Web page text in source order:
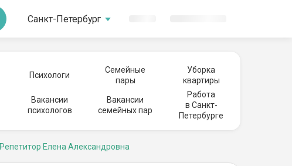
Санкт-Петербург
Психологи
Семейные
пары
Уборка
квартиры
Вакансии
психологов
Вакансии
семейных пар
Работа
в Санкт-
Петербурге
Репетитор Елена Александровна